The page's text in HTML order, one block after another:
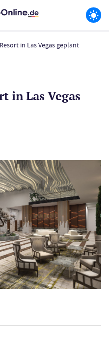
in Las Vegas geplant
in Las Vegas